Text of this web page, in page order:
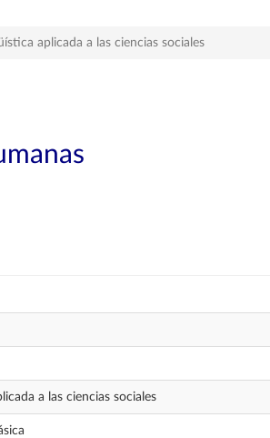
aplicada a las ciencias sociales
a las ciencias sociales